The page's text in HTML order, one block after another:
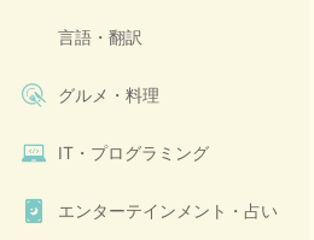
言語・翻訳
グルメ・料理
IT・プログラミング
エンターテインメント・占い